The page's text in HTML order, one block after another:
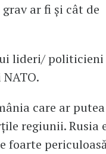
ar fi și cât de
lideri/
care ar putea
regiunii. Rusia
foarte